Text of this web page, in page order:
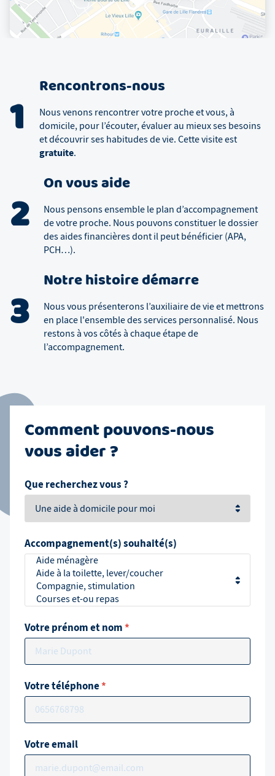
1
Rencontrons-nous
Nous venons rencontrer votre proche et vous, à
domicile, pour l’écouter, évaluer au mieux ses besoins
et découvrir ses habitudes de vie. Cette visite est
gratuite.
2
On vous aide
Nous pensons ensemble le plan d’accompagnement
de votre proche. Nous pouvons constituer le dossier
des aides financières dont il peut bénéficier (APA,
PCH…).
3
Notre histoire démarre
Nous vous présenterons l’auxiliaire de vie et mettrons
en place l'ensemble des services personnalisé. Nous
restons à vos côtés à chaque étape de
l’accompagnement.
Comment pouvons-nous
vous aider ?
Que recherchez vous ?
Accompagnement(s) souhaité(s)
Votre prénom et nom*
Votre téléphone*
Votre email